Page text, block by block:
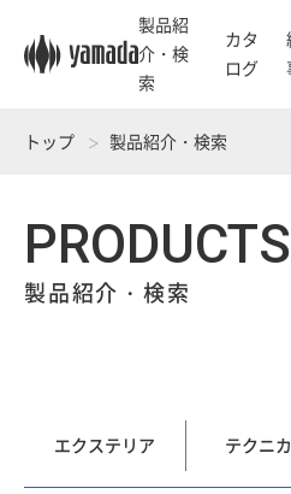
製品紹
介・検
索
カタ
ログ
トップ 製品紹介・検索
PRODUCTS
製品紹介・検索
エクステリア テクニ